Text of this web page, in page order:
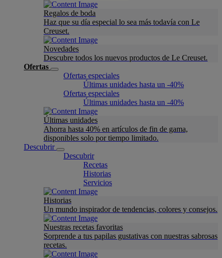
Regalos de boda
Haz que su día especial lo sea más todavía con Le
Creuset.
Novedades
Descubre todos los nuevos productos de Le Creuset.
Ofertas
Ofertas especiales
Últimas unidades hasta un -40%
Ofertas especiales
Últimas unidades hasta un -40%
Últimas unidades
Ahorra hasta 40% en artículos de fin de gama,
disponibles solo por tiempo limitado.
Descubrir
Descubrir
Recetas
Historias
Servicios
Historias
Un mundo inspirador de tendencias, colores y consejos.
Nuestras recetas favoritas
Sorprende a tus papilas gustativas con nuestras sabrosas
recetas.